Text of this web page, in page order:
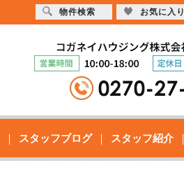
スタッフブログ スタッフ紹介
物件検索 お気に入り